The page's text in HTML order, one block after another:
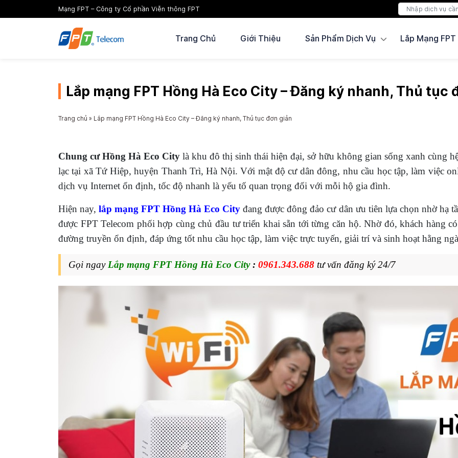
Mạng FPT – Công ty Cổ phần Viễn thông FPT
Trang Chủ Giới Thiệu Sản Phẩm Dịch Vụ Lắp Mạng FPT
Lắp mạng FPT Hồng Hà Eco City – Đăng ký nhanh, Thủ tục
Trang chủ » Lắp mạng FPT Hồng Hà Eco City – Đăng ký nhanh, Thủ tục đơn giản
Chung cư Hồng Hà Eco City là khu đô thị sinh thái hiện đại, sở hữu không gian sống xanh cùng
lạc tại xã Tứ Hiệp, huyện Thanh Trì, Hà Nội. Với mật độ cư dân đông, nhu cầu học tập, làm việc
dịch vụ Internet ổn định, tốc độ nhanh là yếu tố quan trọng đối với mỗi hộ gia đình.
Hiện nay,lắp mạng FPT Hồng Hà Eco City đang được đông đảo cư dân ưu tiên lựa chọn nhờ hạ
được FPT Telecom phối hợp cùng chủ đầu tư triển khai sẵn tới từng căn hộ. Nhờ đó, khách hàng
đường truyền ổn định, đáp ứng tốt nhu cầu học tập, làm việc trực tuyến, giải trí và sinh hoạt hằng
Gọi ngay Lắp mạng FPT Hồng Hà Eco City: 0961.343.688 tư vấn đăng ký 24/7